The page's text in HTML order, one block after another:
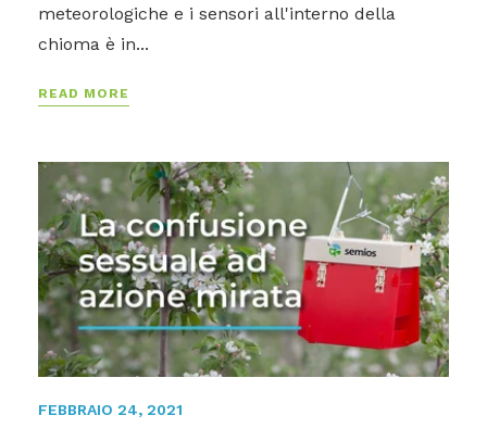
meteorologiche e i sensori all'interno della
chioma è in...
READ MORE
FEBBRAIO 24, 2021